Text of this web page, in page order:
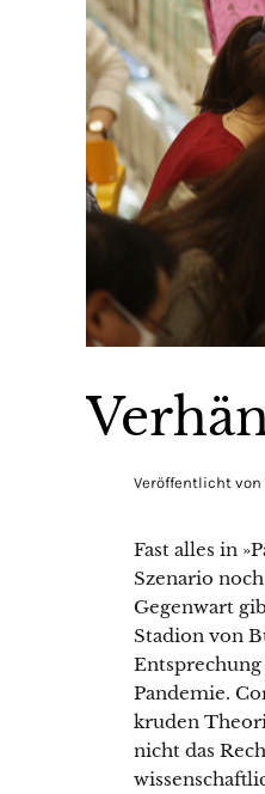
Veröffentlicht von
Fast alles in
Szenario
Gegenwart
Stadion von
Pandemie.
kruden
nicht das